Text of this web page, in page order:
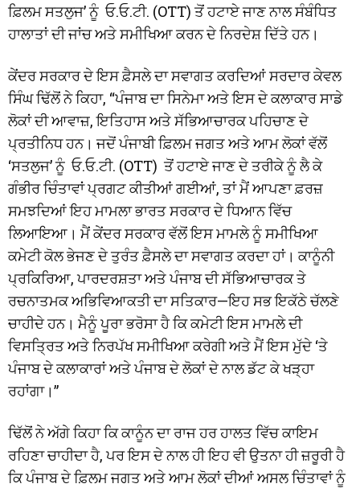
ਫ਼ਿਲਮ ਸਤਲੁਜ’ ਨੂੰ ਓ.ਓ.ਟੀ. (OTT) ਤੋਂ ਹਟਾਏ ਜਾਣ ਨਾਲ ਸੰਬੰਧਿਤ
ਹਾਲਾਤਾਂ ਦੀ ਜਾਂਚ ਅਤੇ ਸਮੀਖਿਆ ਕਰਨ ਦੇ ਨਿਰਦੇਸ਼ ਦਿੱਤੇ ਹਨ।
ਕੇਂਦਰ ਸਰਕਾਰ ਦੇ ਇਸ ਫ਼ੈਸਲੇ ਦਾ ਸਵਾਗਤ ਕਰਦਿਆਂ ਸਰਦਾਰ ਕੇਵਲ
ਸਿੰਘ ਢਿੱਲੋਂ ਨੇ ਕਿਹਾ, “ਪੰਜਾਬ ਦਾ ਸਿਨੇਮਾ ਅਤੇ ਇਸ ਦੇ ਕਲਾਕਾਰ ਸਾਡੇ
ਲੋਕਾਂ ਦੀ ਆਵਾਜ਼, ਇਤਿਹਾਸ ਅਤੇ ਸੱਭਿਆਚਾਰਕ ਪਹਿਚਾਣ ਦੇ
ਪ੍ਰਤੀਨਿਧ ਹਨ। ਜਦੋਂ ਪੰਜਾਬੀ ਫ਼ਿਲਮ ਜਗਤ ਅਤੇ ਆਮ ਲੋਕਾਂ ਵੱਲੋਂ
‘ਸਤਲੁਜ’ ਨੂੰ ਓ.ਓ.ਟੀ. (OTT) ਤੋਂ ਹਟਾਏ ਜਾਣ ਦੇ ਤਰੀਕੇ ਨੂੰ ਲੈ ਕੇ
ਗੰਭੀਰ ਚਿੰਤਾਵਾਂ ਪ੍ਰਗਟ ਕੀਤੀਆਂ ਗਈਆਂ, ਤਾਂ ਮੈਂ ਆਪਣਾ ਫ਼ਰਜ਼
ਸਮਝਦਿਆਂ ਇਹ ਮਾਮਲਾ ਭਾਰਤ ਸਰਕਾਰ ਦੇ ਧਿਆਨ ਵਿੱਚ
ਲਿਆਇਆ। ਮੈਂ ਕੇਂਦਰ ਸਰਕਾਰ ਵੱਲੋਂ ਇਸ ਮਾਮਲੇ ਨੂੰ ਸਮੀਖਿਆ
ਕਮੇਟੀ ਕੋਲ ਭੇਜਣ ਦੇ ਤੁਰੰਤ ਫ਼ੈਸਲੇ ਦਾ ਸਵਾਗਤ ਕਰਦਾ ਹਾਂ। ਕਾਨੂੰਨੀ
ਪ੍ਰਕਿਰਿਆ, ਪਾਰਦਰਸ਼ਤਾ ਅਤੇ ਪੰਜਾਬ ਦੀ ਸੱਭਿਆਚਾਰਕ ਤੇ
ਰਚਨਾਤਮਕ ਅਭਿਵਿਆਕਤੀ ਦਾ ਸਤਿਕਾਰ—ਇਹ ਸਭ ਇਕੱਠੇ ਚੱਲਣੇ
ਚਾਹੀਦੇ ਹਨ। ਮੈਨੂੰ ਪੂਰਾ ਭਰੋਸਾ ਹੈ ਕਿ ਕਮੇਟੀ ਇਸ ਮਾਮਲੇ ਦੀ
ਵਿਸਤ੍ਰਿਤ ਅਤੇ ਨਿਰਪੱਖ ਸਮੀਖਿਆ ਕਰੇਗੀ ਅਤੇ ਮੈਂ ਇਸ ਮੁੱਦੇ ‘ਤੇ
ਪੰਜਾਬ ਦੇ ਕਲਾਕਾਰਾਂ ਅਤੇ ਪੰਜਾਬ ਦੇ ਲੋਕਾਂ ਦੇ ਨਾਲ ਡੱਟ ਕੇ ਖੜ੍ਹਾ
ਰਹਾਂਗਾ।”
ਢਿੱਲੋਂ ਨੇ ਅੱਗੇ ਕਿਹਾ ਕਿ ਕਾਨੂੰਨ ਦਾ ਰਾਜ ਹਰ ਹਾਲਤ ਵਿੱਚ ਕਾਇਮ
ਰਹਿਣਾ ਚਾਹੀਦਾ ਹੈ, ਪਰ ਇਸ ਦੇ ਨਾਲ ਹੀ ਇਹ ਵੀ ਉਤਨਾ ਹੀ ਜ਼ਰੂਰੀ ਹੈ
ਕਿ ਪੰਜਾਬ ਦੇ ਫ਼ਿਲਮ ਜਗਤ ਅਤੇ ਆਮ ਲੋਕਾਂ ਦੀਆਂ ਅਸਲ ਚਿੰਤਾਵਾਂ ਨੂੰ